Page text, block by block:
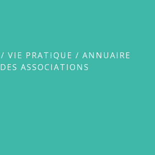
/ VIE PRATIQUE / ANNUAIRE
DES ASSOCIATIONS